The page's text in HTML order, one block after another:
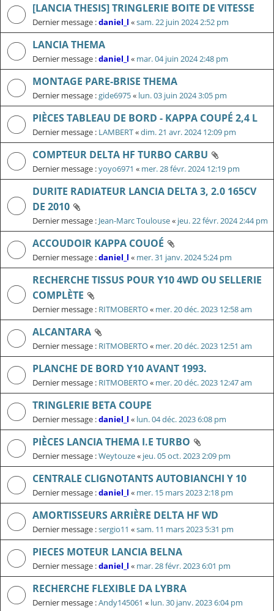
[LANCIA THESIS] TRINGLERIE BOITE DE VITESSE
Dernier message :daniel_l «sam. 22 juin 2024 2:52 pm
LANCIA THEMA
Dernier message :daniel_l « mar. 04 juin 2024 2:48 pm
MONTAGE PARE-BRISE THEMA
Dernier message :gide6975« lun. 03 juin 2024 3:05 pm
PIÈCES TABLEAU DE BORD - KAPPA COUPÉ 2,4 L
Dernier message : LAMBERT«dim. 21 avr. 2024 12:09 pm
COMPTEUR DELTA HF TURBO CARBU
Dernier message :yoyo6971 « mer. 28 févr. 2024 12:19 pm
DURITE RADIATEUR LANCIA DELTA 3, 2.0 165CV
DE 2010
Dernier message : Jean-Marc Toulouse« jeu. 22 févr. 2024 2:44 pm
ACCOUDOIR KAPPA COUOÉ
Dernier message :daniel_l « mer. 31 janv. 2024 5:24 pm
RECHERCHE TISSUS POUR Y10 4WD OU SELLERIE
COMPLÈTE
Dernier message : RITMOBERTO« mer. 20 déc. 2023 12:58 am
ALCANTARA
Dernier message : RITMOBERTO« mer. 20 déc. 2023 12:51 am
PLANCHE DE BORD Y10 AVANT 1993.
Dernier message : RITMOBERTO« mer. 20 déc. 2023 12:47 am
TRINGLERIE BETA COUPE
Dernier message :daniel_l « lun. 04 déc. 2023 6:08 pm
PIÈCES LANCIA THEMA I.E TURBO
Dernier message :Weytouze« jeu. 05 oct. 2023 2:09 pm
CENTRALE CLIGNOTANTS AUTOBIANCHI Y 10
Dernier message :daniel_l « mer. 15 mars 2023 2:18 pm
AMORTISSEURS ARRIÈRE DELTA HF WD
Dernier message :sergio11 «sam. 11 mars 2023 5:31 pm
PIECES MOTEUR LANCIA BELNA
Dernier message :daniel_l « mar. 28 févr. 2023 6:01 pm
RECHERCHE FLEXIBLE DA LYBRA
Dernier message :Andy145061 « lun. 30 janv. 2023 6:04 pm